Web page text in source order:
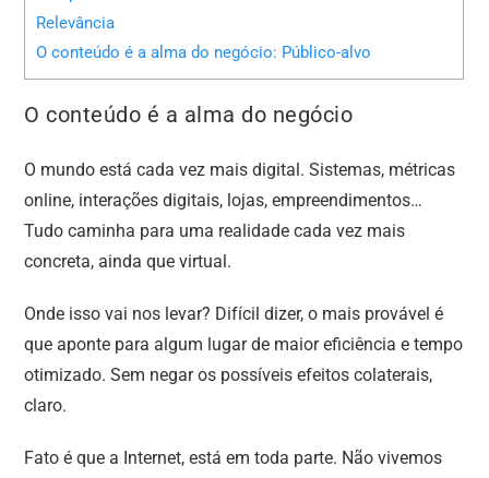
Relevância
O conteúdo é a alma do negócio: Público-alvo
O conteúdo é a alma do negócio
O mundo está cada vez mais digital. Sistemas, métricas
online, interações digitais, lojas, empreendimentos…
Tudo caminha para uma realidade cada vez mais
concreta, ainda que virtual.
Onde isso vai nos levar? Difícil dizer, o mais provável é
que aponte para algum lugar de maior eficiência e tempo
otimizado. Sem negar os possíveis efeitos colaterais,
claro.
Fato é que a Internet, está em toda parte. Não vivemos